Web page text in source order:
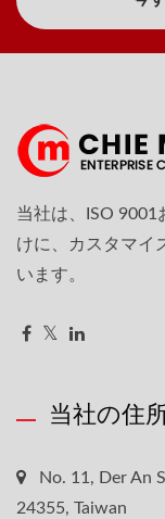
当社は、ISO 9001
けに、カスタマイ
います。
当社の住
No. 11, Der An
24355, Taiwan